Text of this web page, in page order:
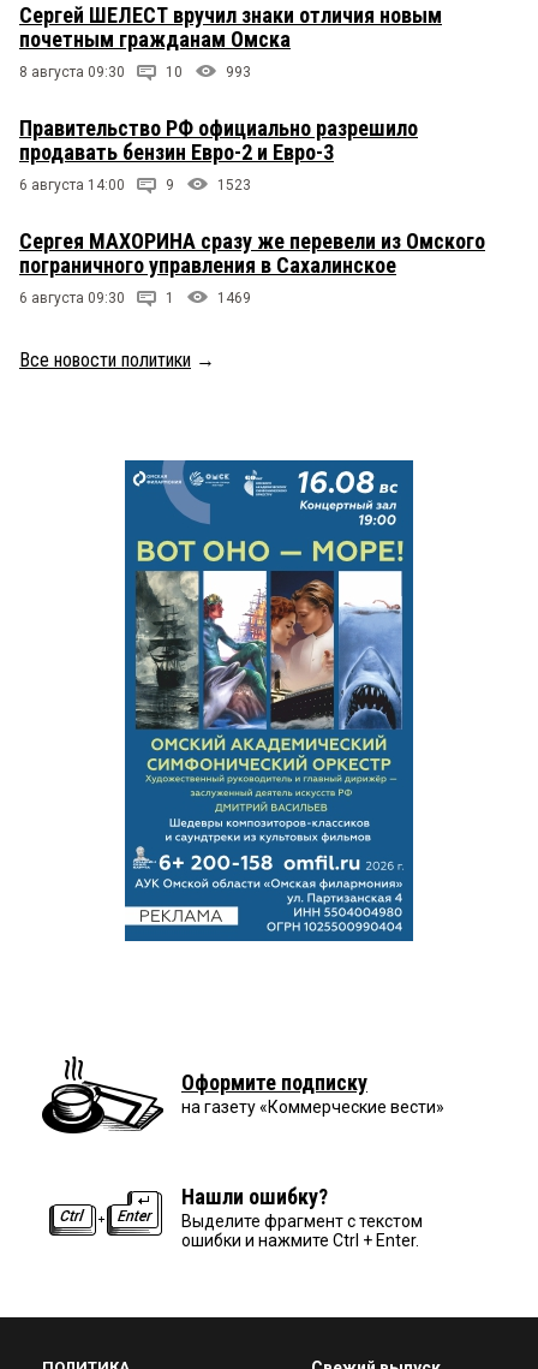
Сергей ШЕЛЕСТ вручил знаки отличия новым
почетным гражданам Омска
8 августа 09:30 10 993
Правительство РФ официально разрешило
продавать бензин Евро-2 и Евро-3
6 августа 14:00 9 1523
Сергея МАХОРИНА сразу же перевели из Омского
пограничного управления в Сахалинское
6 августа 09:30 1 1469
Все новости политики →
Оформите подписку
на газету «Коммерческие вести»
Нашли ошибку?
Выделите фрагмент с текстом
ошибки и нажмите Ctrl + Enter.